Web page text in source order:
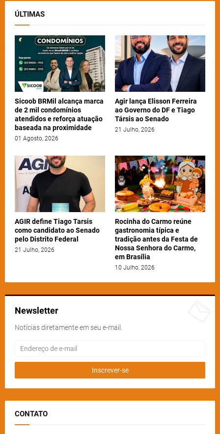
ÚLTIMAS
Sicoob BRMil alcança marca
de 2 mil condomínios
atendidos e reforça atuação
baseada na proximidade
01 Agosto, 2026
Agir lança Elisson Ferreira
ao Governo do DF e Tiago
Társis ao Senado
21 Julho, 2026
AGIR define Tiago Tarsis
como candidato ao Senado
pelo Distrito Federal
21 Julho, 2026
Rocinha do Carmo reúne
gastronomia típica e
tradição antes da Festa de
Nossa Senhora do Carmo,
em Brasília
10 Julho, 2026
Newsletter
Notícias diretamente em seu e-mail.
CONTATO